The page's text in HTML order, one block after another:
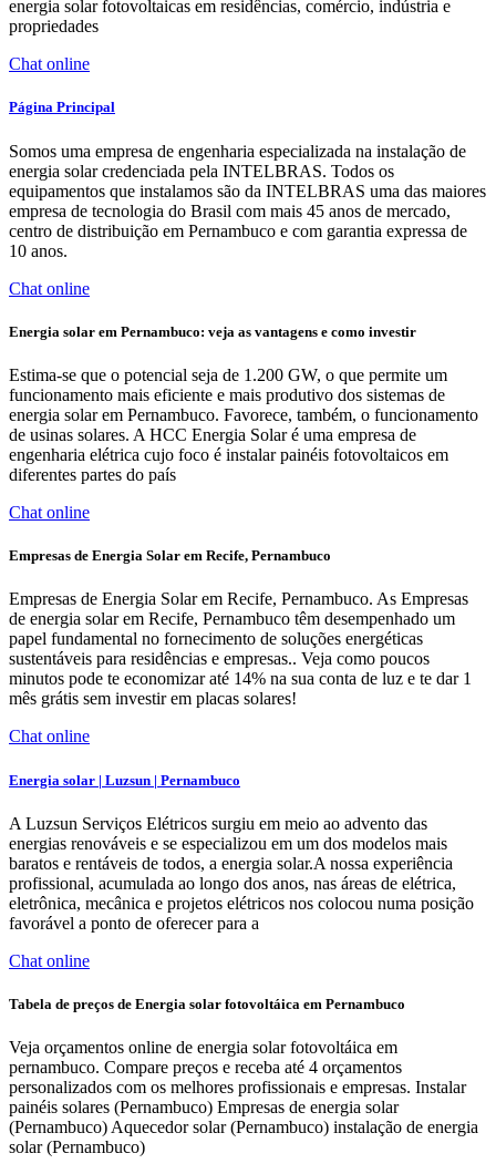
energia solar fotovoltaicas em residências, comércio, indústria e
propriedades
Chat online
Página Principal
Somos uma empresa de engenharia especializada na instalação de
energia solar credenciada pela INTELBRAS. Todos os
equipamentos que instalamos são da INTELBRAS uma das maiores
empresa de tecnologia do Brasil com mais 45 anos de mercado,
centro de distribuição em Pernambuco e com garantia expressa de
10 anos.
Chat online
Energia solar em Pernambuco: veja as vantagens e como investir
Estima-se que o potencial seja de 1.200 GW, o que permite um
funcionamento mais eficiente e mais produtivo dos sistemas de
energia solar em Pernambuco. Favorece, também, o funcionamento
de usinas solares. A HCC Energia Solar é uma empresa de
engenharia elétrica cujo foco é instalar painéis fotovoltaicos em
diferentes partes do país
Chat online
Empresas de Energia Solar em Recife, Pernambuco
Empresas de Energia Solar em Recife, Pernambuco. As Empresas
de energia solar em Recife, Pernambuco têm desempenhado um
papel fundamental no fornecimento de soluções energéticas
sustentáveis para residências e empresas.. Veja como poucos
minutos pode te economizar até 14% na sua conta de luz e te dar 1
mês grátis sem investir em placas solares!
Chat online
Energia solar | Luzsun | Pernambuco
A Luzsun Serviços Elétricos surgiu em meio ao advento das
energias renováveis e se especializou em um dos modelos mais
baratos e rentáveis de todos, a energia solar.A nossa experiência
profissional, acumulada ao longo dos anos, nas áreas de elétrica,
eletrônica, mecânica e projetos elétricos nos colocou numa posição
favorável a ponto de oferecer para a
Chat online
Tabela de preços de Energia solar fotovoltáica em Pernambuco
Veja orçamentos online de energia solar fotovoltáica em
pernambuco. Compare preços e receba até 4 orçamentos
personalizados com os melhores profissionais e empresas. Instalar
painéis solares (Pernambuco) Empresas de energia solar
(Pernambuco) Aquecedor solar (Pernambuco) instalação de energia
solar (Pernambuco)